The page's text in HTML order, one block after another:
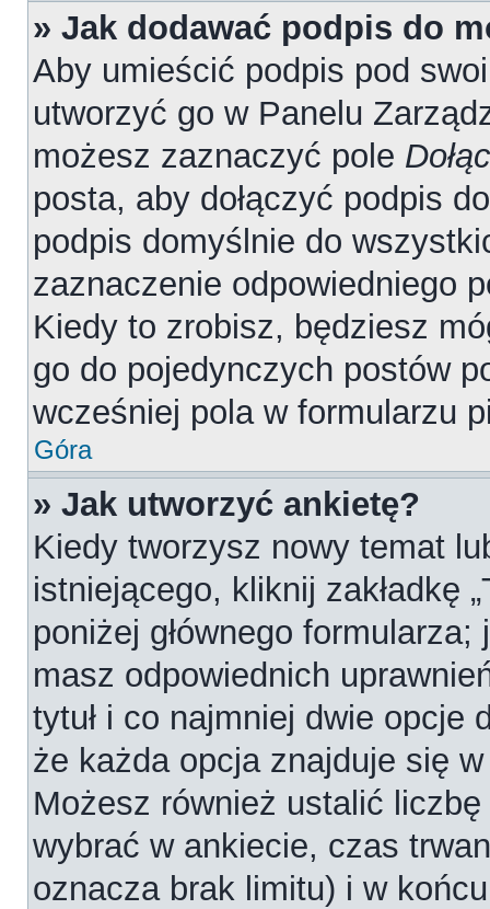
» Jak dodawać podpis do
Aby umieścić podpis pod
utworzyć go w Panelu
możesz zaznaczyć pole
posta, aby dołączyć podpis
podpis domyślnie do
zaznaczenie odpowiedniego
Kiedy to zrobisz, będziesz
go do pojedynczych postów
wcześniej pola w formularzu
Góra
» Jak utworzyć ankietę?
Kiedy tworzysz nowy temat
istniejącego, kliknij zakładkę
poniżej głównego
masz odpowiednich
tytuł i co najmniej dwie opcje
że każda opcja znajduje się
Możesz również ustalić
wybrać w ankiecie, czas
oznacza brak limitu) i w